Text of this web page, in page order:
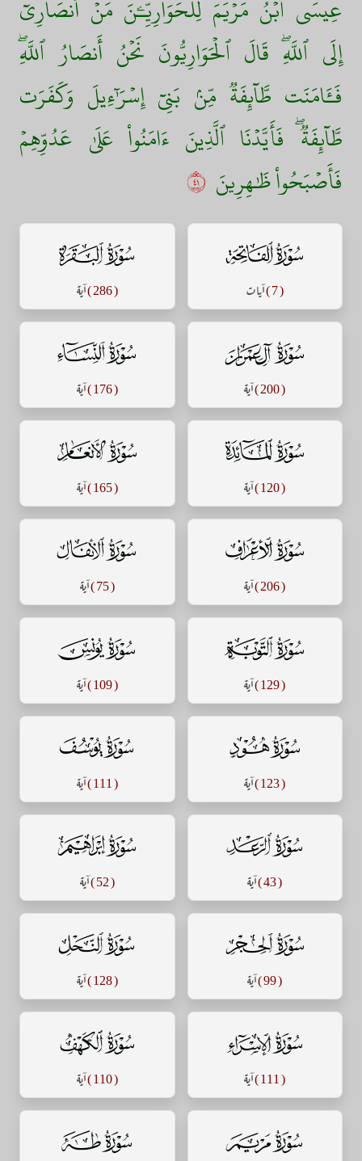
عِيسَى ٱبۡنُ مَرۡيَمَ لِلۡحَوَارِيِّـۧنَ مَنۡ أَنصَارِيٓ
إِلَى ٱللَّهِۖ قَالَ ٱلۡحَوَارِيُّونَ نَحۡنُ أَنصَارُ ٱللَّهِۖ
فَـَٔامَنَت طَّآئِفَةٞ مِّنۢ بَنِيٓ إِسۡرَٰٓءِيلَ وَكَفَرَت
طَّآئِفَةٞۖ فَأَيَّدۡنَا ٱلَّذِينَ ءَامَنُواْ عَلَىٰ عَدُوِّهِمۡ
فَأَصۡبَحُواْ ظَٰهِرِينَ ١٤
سورة الفاتحة
( 7 ) آيات
سورة البقرة
( 286 ) آية
سورة آل عمران
( 200 ) آية
سورة النساء
( 176 ) آية
سورة المائدة
( 120 ) آية
سورة الأنعام
( 165 ) آية
سورة الأعراف
( 206 ) آية
سورة الأنفال
( 75 ) آية
سورة التوبة
( 129 ) آية
سورة يونس
( 109 ) آية
سورة هود
( 123 ) آية
سورة يوسف
( 111 ) آية
سورة الرعد
( 43 ) آية
سورة إبراهيم
( 52 ) آية
سورة الحجر
( 99 ) آية
سورة النحل
( 128 ) آية
سورة الإسراء
( 111 ) آية
سورة الكهف
( 110 ) آية
سورة مريم سورة طه